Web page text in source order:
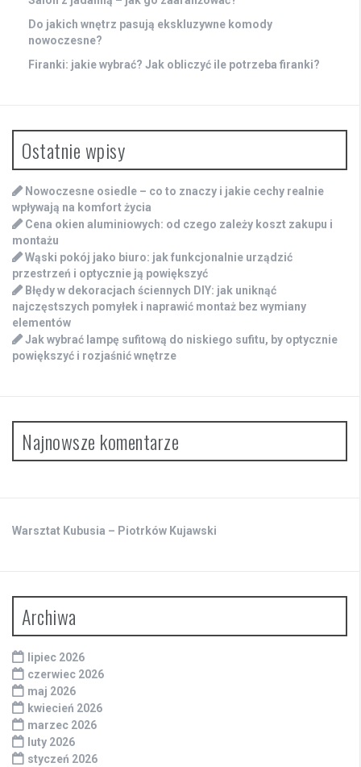
Do jakich wnętrz pasują ekskluzywne komody
nowoczesne?
Firanki: jakie wybrać? Jak obliczyć ile potrzeba firanki?
Ostatnie wpisy
Nowoczesne osiedle – co to znaczy i jakie cechy realnie
wpływają na komfort życia
Cena okien aluminiowych: od czego zależy koszt zakupu i
montażu
Wąski pokój jako biuro: jak funkcjonalnie urządzić
przestrzeń i optycznie ją powiększyć
Błędy w dekoracjach ściennych DIY: jak uniknąć
najczęstszych pomyłek i naprawić montaż bez wymiany
elementów
Jak wybrać lampę sufitową do niskiego sufitu, by optycznie
powiększyć i rozjaśnić wnętrze
Najnowsze komentarze
Warsztat Kubusia – Piotrków Kujawski
Archiwa
lipiec 2026
czerwiec 2026
maj 2026
kwiecień 2026
marzec 2026
luty 2026
styczeń 2026